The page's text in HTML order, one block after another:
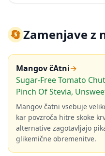
🔄Zamenjave z
Mangov čAtni→
Sugar-Free Tomato
Pinch Of Stevia,
Mangov čatni vsebuje
kar povzroča hitre skoke
alternative zagotavljajo
glikemične obremenitve.